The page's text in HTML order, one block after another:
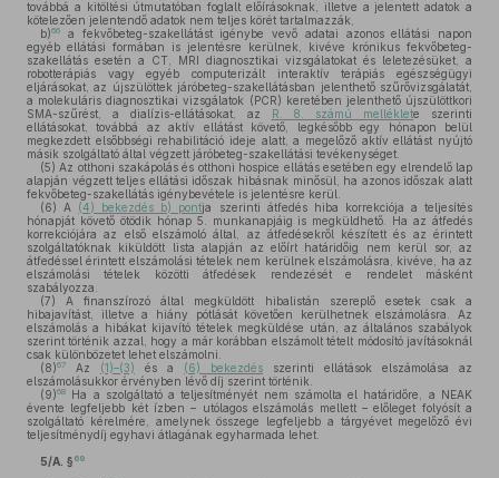
továbbá a kitöltési útmutatóban foglalt előírásoknak, illetve a jelentett adatok a
kötelezően jelentendő adatok nem teljes körét tartalmazzák,
b)66
a fekvőbeteg-szakellátást igénybe vevő adatai azonos ellátási napon
egyéb ellátási formában is jelentésre kerülnek, kivéve krónikus fekvőbeteg-
szakellátás esetén a CT, MRI diagnosztikai vizsgálatokat és leletezésüket, a
robotterápiás vagy egyéb computerizált interaktív terápiás egészségügyi
eljárásokat, az újszülöttek járóbeteg-szakellátásban jelenthető szűrővizsgálatát,
a molekuláris diagnosztikai vizsgálatok (PCR) keretében jelenthető újszülöttkori
SMA-szűrést, a dialízis-ellátásokat, az
R. 8. számú melléklete szerinti
ellátásokat, továbbá az aktív ellátást követő, legkésőbb egy hónapon belül
megkezdett elsőbbségi rehabilitáció ideje alatt, a megelőző aktív ellátást nyújtó
másik szolgáltató által végzett járóbeteg-szakellátási tevékenységet.
(5) Az otthoni szakápolás és otthoni hospice ellátás esetében egy elrendelő lap
alapján végzett teljes ellátási időszak hibásnak minősül, ha azonos időszak alatt
fekvőbeteg-szakellátás igénybevétele is jelentésre kerül.
(6) A (4) bekezdés b) pontja szerinti átfedés hiba korrekciója a teljesítés
hónapját követő ötödik hónap 5. munkanapjáig is megküldhető. Ha az átfedés
korrekciójára az első elszámoló által, az átfedésekről készített és az érintett
szolgáltatóknak kiküldött lista alapján az előírt határidőig nem kerül sor, az
átfedéssel érintett elszámolási tételek nem kerülnek elszámolásra, kivéve, ha az
elszámolási tételek közötti átfedések rendezését e rendelet másként
szabályozza.
(7) A finanszírozó által megküldött hibalistán szereplő esetek csak a
hibajavítást, illetve a hiány pótlását követően kerülhetnek elszámolásra. Az
elszámolás a hibákat kijavító tételek megküldése után, az általános szabályok
szerint történik azzal, hogy a már korábban elszámolt tételt módosító javításoknál
csak különbözetet lehet elszámolni.
(8)67 Az (1)–(3) és a (6) bekezdés szerinti ellátások elszámolása az
elszámolásukkor érvényben lévő díj szerint történik.
(9)68
Ha a szolgáltató a teljesítményét nem számolta el határidőre, a NEAK
évente legfeljebb két ízben – utólagos elszámolás mellett – előleget folyósít a
szolgáltató kérelmére, amelynek összege legfeljebb a tárgyévet megelőző évi
teljesítménydíj egyhavi átlagának egyharmada lehet.
5/A. § 69